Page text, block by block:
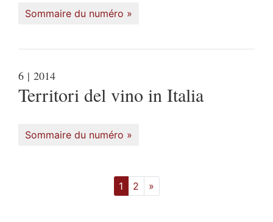
Sommaire du numéro
6 | 2014
Territori del vino in Italia
Sommaire du numéro
1 2 »